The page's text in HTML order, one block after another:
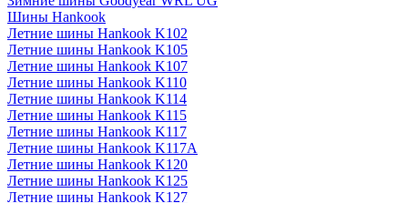
Шины Hankook
Летние шины Hankook K102
Летние шины Hankook K105
Летние шины Hankook K107
Летние шины Hankook K110
Летние шины Hankook K114
Летние шины Hankook K115
Летние шины Hankook K117
Летние шины Hankook K117A
Летние шины Hankook K120
Летние шины Hankook K125
Летние шины Hankook K127